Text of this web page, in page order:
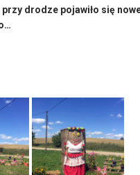
przy drodze pojawiło się